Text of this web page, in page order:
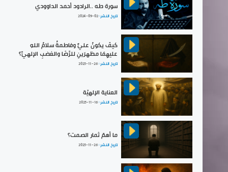
سورة طه ..الرادود أحمد الداوودي
تاريخ النشر :2024-09-02
كيفَ يكونُ عليٌّ وفاطمةُ سلامُ اللهِ
عليهِمَا مظهرَينِ للرِّضَا والغضبِ الإلهيِّ؟
تاريخ النشر :2025-11-26
العناية الإلهيّة
تاريخ النشر :2025-11-16
ما أهمّ ثمار الصمت؟
تاريخ النشر :2025-11-26